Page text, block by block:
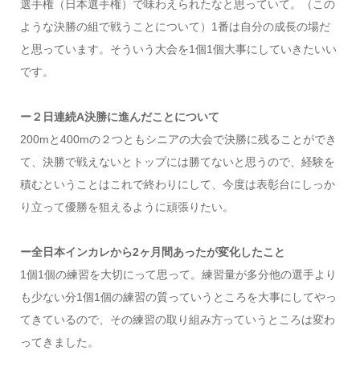
選手権（日本選手権）で味わえられたなと思っていて。（この
ような決勝の組で戦うことについて）1番は自分の成長の場だ
と思っています。そういう大会を1個1個大事にしていきたいい
です。
ー２日連続A決勝に進んだことについて
200mと400mの２つともシニアの大会で決勝に残ることができ
て、決勝で戦えないとトップには勝てないと思うので、経験を
積むということはこれで終わりにして、今度は表彰台にしっか
り立って優勝を狙えるように頑張りたい。
ー全日本インカレから2ヶ月間あったが変化したこと
1個1個の練習を大切にって思って。練習量が多分他の選手より
も少ない分1個1個の練習の質っていうところを大事にしてやっ
てきているので、その練習の取り組み方っていうところは変わ
ってきました。